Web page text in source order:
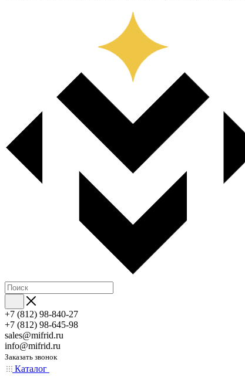
+7 (812) 98-840-27
+7 (812) 98-645-98
sales@mifrid.ru
info@mifrid.ru
Заказать звонок
Каталог